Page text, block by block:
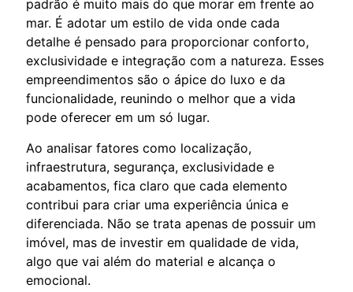
padrão é muito mais do que morar em frente ao
mar. É adotar um estilo de vida onde cada
detalhe é pensado para proporcionar conforto,
exclusividade e integração com a natureza. Esses
empreendimentos são o ápice do luxo e da
funcionalidade, reunindo o melhor que a vida
pode oferecer em um só lugar.
Ao analisar fatores como localização,
infraestrutura, segurança, exclusividade e
acabamentos, fica claro que cada elemento
contribui para criar uma experiência única e
diferenciada. Não se trata apenas de possuir um
imóvel, mas de investir em qualidade de vida,
algo que vai além do material e alcança o
emocional.